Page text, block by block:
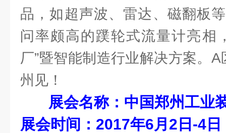
品，如超声波、雷达、磁翻板
问率颇高的蹼轮式流量计亮相
厂”暨智能制造行业解决方案。
州见！
展会名称：中国郑州工业
展会时间：2017年6月2日-4日